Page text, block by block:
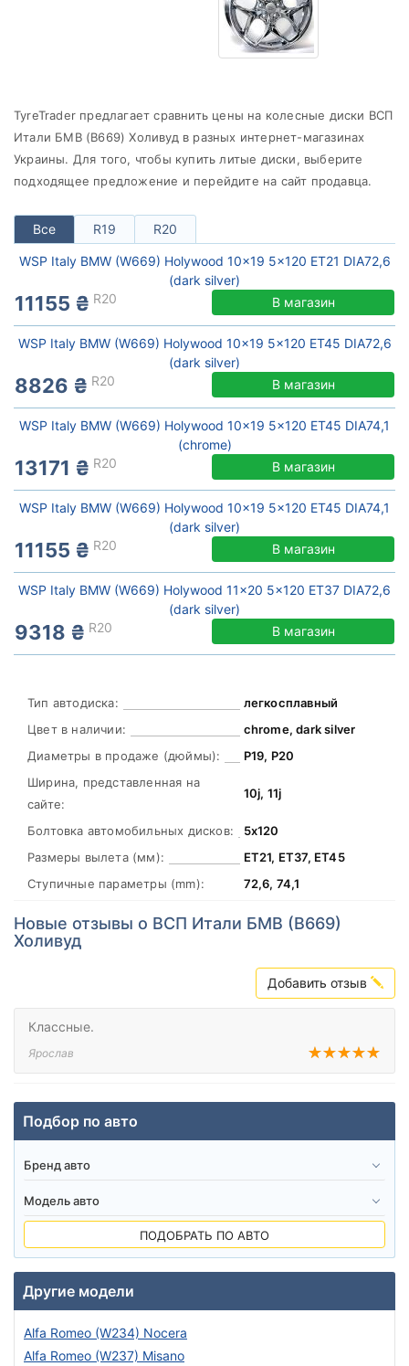
TyreTrader предлагает сравнить цены на колесные диски ВСП
Итали БМВ (В669) Холивуд в разных интернет-магазинах
Украины. Для того, чтобы купить литые диски, выберите
подходящее предложение и перейдите на сайт продавца.
Все R19 R20
WSP Italy BMW (W669) Holywood 10x19 5x120 ET21 DIA72,6
(dark silver)
11155 ₴ R20 В магазин
WSP Italy BMW (W669) Holywood 10x19 5x120 ET45 DIA72,6
(dark silver)
8826 ₴ R20 В магазин
WSP Italy BMW (W669) Holywood 10x19 5x120 ET45 DIA74,1
(chrome)
13171 ₴ R20 В магазин
WSP Italy BMW (W669) Holywood 10x19 5x120 ET45 DIA74,1
(dark silver)
11155 ₴ R20 В магазин
WSP Italy BMW (W669) Holywood 11x20 5x120 ET37 DIA72,6
(dark silver)
9318 ₴ R20 В магазин
Тип автодиска:
легкосплавный
Цвет в наличии:
chrome, dark silver
Диаметры в продаже (дюймы):
Р19, Р20
Ширина, представленная на
сайте:
10j, 11j
Болтовка автомобильных дисков:
5х120
Размеры вылета (мм):
ЕТ21, ЕТ37, ЕТ45
Ступичные параметры (mm):
72,6, 74,1
Новые отзывы о ВСП Итали БМВ (В669)
Холивуд
Добавить отзыв
Классные.
Ярослав
до
Все бренды
Тип диска
Сбросить Подобрать
Подбор по авто
ПОДОБРАТЬ ПО АВТО
Другие модели
Alfa Romeo (W234) Nocera
Alfa Romeo (W237) Misano